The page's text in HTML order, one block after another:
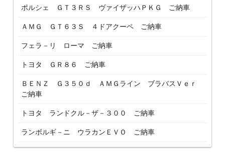
ポルシェ ＧＴ３ＲＳ ヴァイザッハＰＫＧ ご納車
ＡＭＧ ＧＴ６３Ｓ ４ドアクーペ ご納車
フェラ－リ ローマ ご納車
トヨタ ＧＲ８６ ご納車
ＢＥＮＺ Ｇ３５０ｄ ＡＭＧライン ブラバスＶｅｒ
ご納車
トヨタ ランドクル－ザ－３００ ご納車
ランボルギ－ニ ウラカンＥＶＯ ご納車